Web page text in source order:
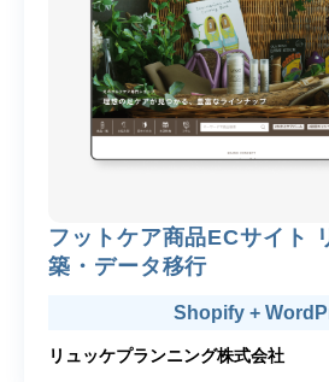
フットケア商品ECサイト
築・データ移行
Shopify +
リュッケプランニング株式会社